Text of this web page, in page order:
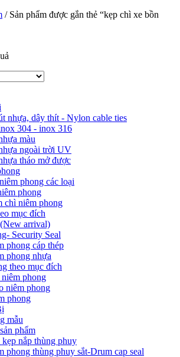
/Sản phẩm được gắn thẻ “kẹp chì xe bồn
nhựa, dây thít - Nylon cable ties
304 - inox 316
màu
ngoài trời UV
tháo mở được
phong các loại
phong
chì niêm phong
mục đích
arrival)
Security Seal
phong cáp thép
phong nhựa
theo mục đích
phong
niêm phong
phong
mẫu
phẩm
nắp thùng phuy
phong thùng phuy sắt-Drum cap seal